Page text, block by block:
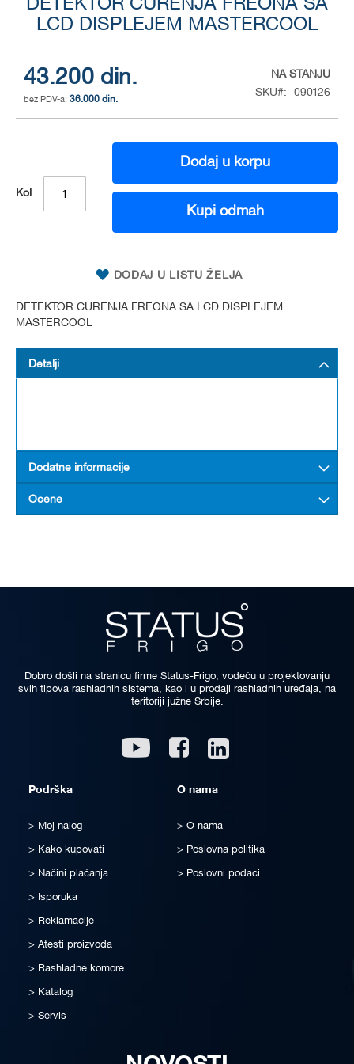
DETEKTOR CURENJA FREONA SA
LCD DISPLEJEM MASTERCOOL
43.200 din.
36.000 din.
NA STANJU
SKU
090126
Kol
Dodaj u korpu
Kupi odmah
DODAJ U LISTU ŽELJA
DETEKTOR CURENJA FREONA SA LCD DISPLEJEM
MASTERCOOL
the
beginning
the
images
gallery
Detalji
Dodatne informacije
Ocene
Dobro došli na stranicu firme Status-Frigo, vodeću u projektovanju
svih tipova rashladnih sistema, kao i u prodaji rashladnih uređaja, na
teritoriji južne Srbije.
Youtube Facebook
Podrška
Moj nalog
Kako kupovati
Načini plaćanja
Isporuka
Reklamacije
Atesti proizvoda
Rashladne komore
Katalog
Servis
O nama
O nama
Poslovna politika
Poslovni podaci